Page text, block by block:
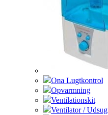
Ona Lugtkontrol
Opvarmning
Ventilationskit
Ventilator / Udsug